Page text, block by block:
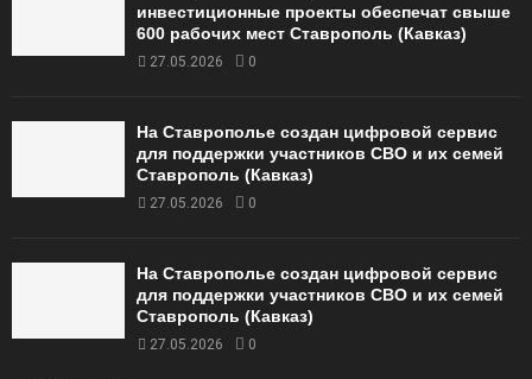
инвестиционные проекты обеспечат свыше
600 рабочих мест Ставрополь (Кавказ)
27.05.2026 0
На Ставрополье создан цифровой сервис
для поддержки участников СВО и их семей
Ставрополь (Кавказ)
27.05.2026 0
На Ставрополье создан цифровой сервис
для поддержки участников СВО и их семей
Ставрополь (Кавказ)
27.05.2026 0